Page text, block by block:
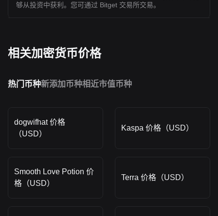
够从投资中获利。您可通过 Bitget 交易所交易。
相关加密货币价格
热门币种新添加币种相近市值币种
dogwifhat 价格
（USD）
Kaspa 价格（USD）
Smooth Love Potion 价
格（USD）
Terra 价格（USD）